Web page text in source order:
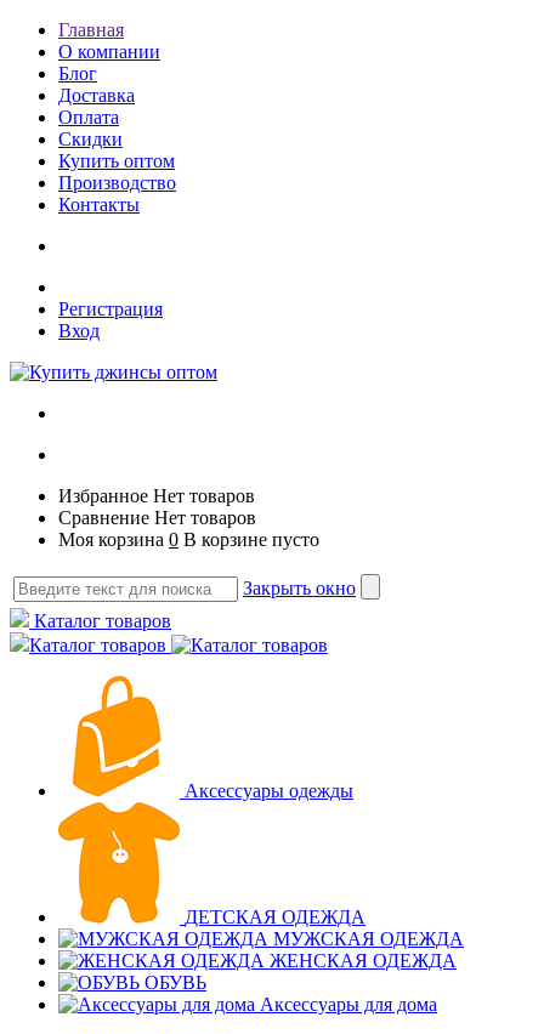
Главная
О компании
Блог
Доставка
Оплата
Скидки
Купить оптом
Производство
Контакты
Регистрация
Вход
Избранное Нет товаров
Сравнение Нет товаров
Моя корзина 0 В корзине пусто
Закрыть окно
Каталог товаров
Каталог товаров
Аксессуары одежды
ДЕТСКАЯ ОДЕЖДА
МУЖСКАЯ ОДЕЖДА
ЖЕНСКАЯ ОДЕЖДА
ОБУВЬ
Аксессуары для дома